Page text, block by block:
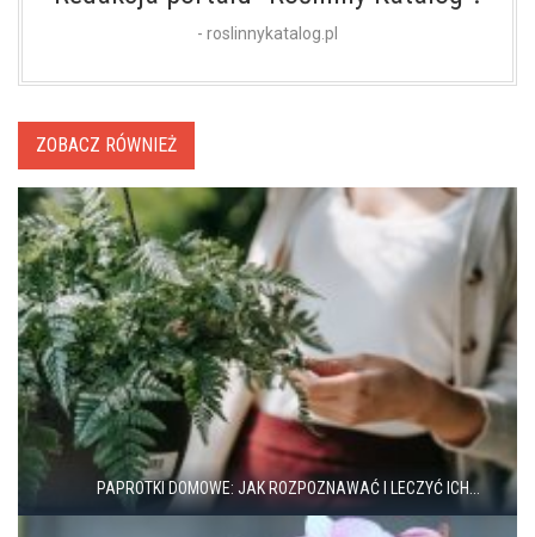
- roslinnykatalog.pl
ZOBACZ RÓWNIEŻ
PAPROTKI DOMOWE: JAK ROZPOZNAWAĆ I LECZYĆ ICH...